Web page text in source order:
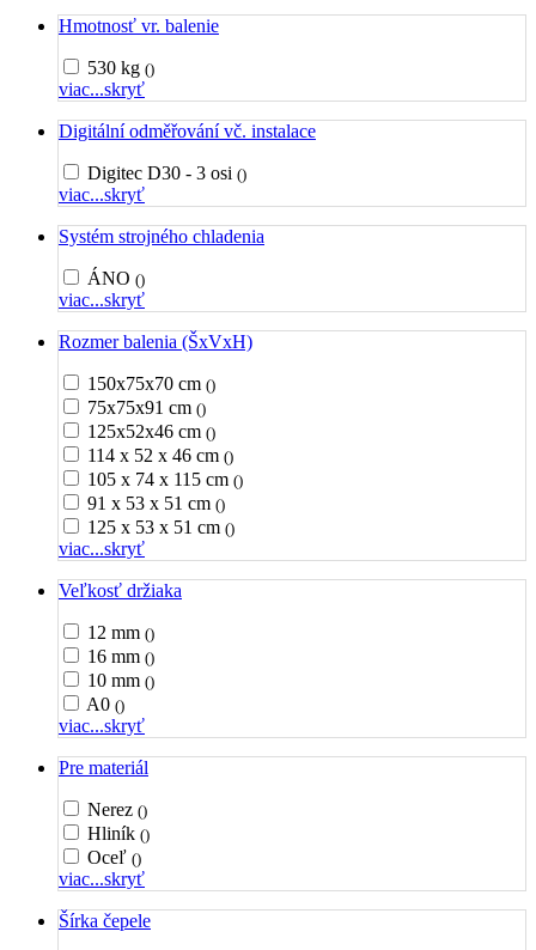
Hmotnosť vr. balenie
530 kg ()
viac...skryť
Digitální odměřování vč. instalace
Digitec D30 - 3 osi ()
viac...skryť
Systém strojného chladenia
ÁNO ()
viac...skryť
Rozmer balenia (ŠxVxH)
150x75x70 cm ()
75x75x91 cm ()
125x52x46 cm ()
114 x 52 x 46 cm ()
105 x 74 x 115 cm ()
91 x 53 x 51 cm ()
125 x 53 x 51 cm ()
viac...skryť
Veľkosť držiaka
12 mm ()
16 mm ()
10 mm ()
A0 ()
viac...skryť
Pre materiál
Nerez ()
Hliník ()
Oceľ ()
viac...skryť
Šírka čepele